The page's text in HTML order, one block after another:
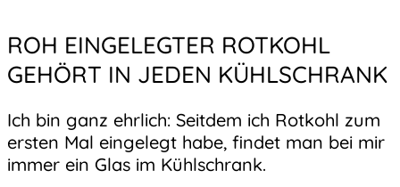
ROH EINGELEGTER ROTKOHL
GEHÖRT IN JEDEN KÜHLSCHRANK
Ich bin ganz ehrlich: Seitdem ich Rotkohl zum
ersten Mal eingelegt habe, findet man bei mir
immer ein Glas im Kühlschrank.